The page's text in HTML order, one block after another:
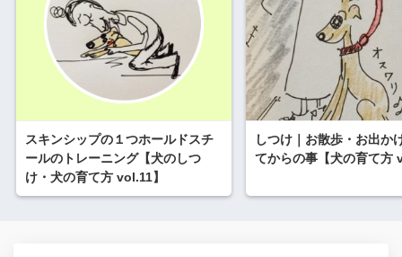
スキンシップの１つホールドスチ
ールのトレーニング【犬のしつ
け・犬の育て方 vol.11】
しつけ｜お散歩・お出か
てからの事【犬の育て方